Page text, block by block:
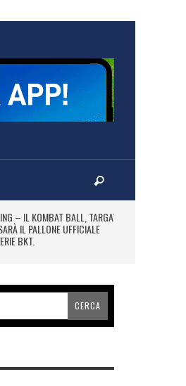
– IL KOMBAT BALL, TARGATO
IL PALLONE UFFICIALE
BKT.